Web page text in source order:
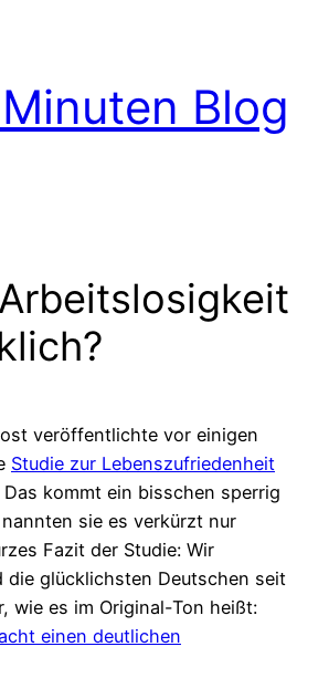
Blog
veröffentlichte vor einigen
Studie zur Lebenszufriedenheit
kommt ein bisschen sperrig
sie es verkürzt nur
Fazit der Studie: Wir
die glücklichsten Deutschen seit
wie es im Original-Ton heißt:
einen deutlichen